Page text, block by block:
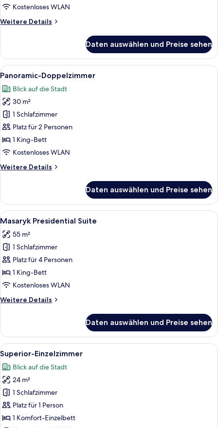
Kostenloses WLAN
Weitere Details
Weitere
Doppelzimmer
Daten auswählen und Preise sehen
Alle
Fotos
für
Panoramic-
Doppelzimmer
anzeigen
Ein Hotelzimmer mit Bett,
5
Panoramic-Doppelzimmer
Blick auf die Stadt
30 m²
1 Schlafzimmer
Platz für 2 Personen
1 King-Bett
Kostenloses WLAN
Weitere Details
Weitere
Doppelzimmer
Daten auswählen und Preise sehen
Alle
Fotos
für
Masaryk
Presidential
Suite
anzeigen
Ein luxuriöses Schlafzimmer mit
4
Masaryk Presidential Suite
55 m²
1 Schlafzimmer
Platz für 4 Personen
1 King-Bett
Kostenloses WLAN
Weitere Details
Weitere
Presidential
Suite
Daten auswählen und Preise sehen
Alle
Fotos
für
Superior-
Einzelzimmer
anzeigen
Ein Hotelzimmer mit einem Bett,
4
Superior-Einzelzimmer
Blick auf die Stadt
24 m²
1 Schlafzimmer
Platz für 1 Person
1 Komfort-Einzelbett